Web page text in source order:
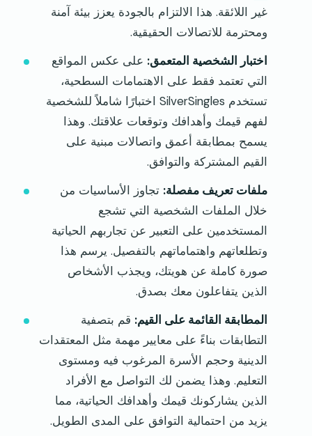
غير اللائقة. هذا الالتزام بالجودة يعزز بيئة آمنة
ومحترمة للاتصالات الحقيقية.
اختبار الشخصية المتعمق: على عكس المواقع
التي تعتمد فقط على الاهتمامات السطحية،
تستخدم SilverSingles اختبارًا شاملاً للشخصية
لفهم قيمك وأهدافك وتوقعات علاقتك. وهذا
يسمح بمطابقة أعمق واتصالات مبنية على
القيم المشتركة والتوافق.
ملفات تعريف مفصلة: تجاوز الأساسيات من
خلال الملفات الشخصية التي تشجع
المستخدمين على التعبير عن تجاربهم الحياتية
وتطلعاتهم واهتماماتهم بالتفصيل. يرسم هذا
صورة كاملة عن هويتك، ويجذب الأشخاص
الذين يتفاعلون معك بصدق.
المطابقة القائمة على القيم: قم بتصفية
التطابقات بناءً على معايير مهمة مثل المعتقدات
الدينية وحجم الأسرة المرغوب فيه ومستوى
التعليم. وهذا يضمن لك التواصل مع الأفراد
الذين يشاركونك قيمك وأهدافك الحياتية، مما
يزيد من احتمالية التوافق على المدى الطويل.